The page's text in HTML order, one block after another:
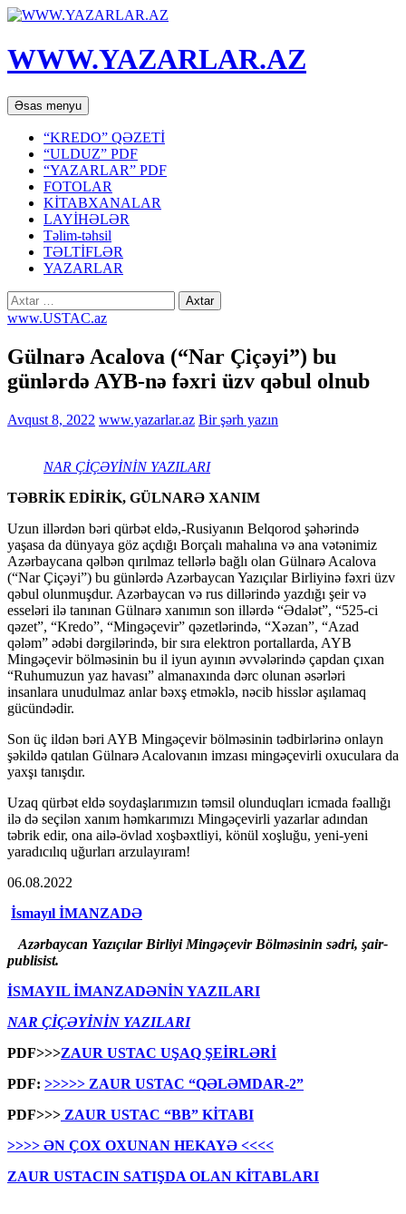
WWW.YAZARLAR.AZ
Axtar
Əsas menyu Mühtəviyyata
keç
“KREDO” QƏZETİ
“ULDUZ” PDF
“YAZARLAR” PDF
FOTOLAR
KİTABXANALAR
LAYİHƏLƏR
Təlim-təhsil
TƏLTİFLƏR
YAZARLAR
Axtarış:
www.USTAC.az
Gülnarə Acalova (“Nar Çiçəyi”) bu
günlərdə AYB-nə fəxri üzv qəbul olnub
Avqust 8, 2022 www.yazarlar.az Bir şərh yazın
NAR ÇİÇƏYİNİN YAZILARI
TƏBRİK EDİRİK, GÜLNARƏ XANIM
Uzun illərdən bəri qürbət eldə,-Rusiyanın Belqorod şəhərində
yaşasa da dünyaya göz açdığı Borçalı mahalına və ana vətənimiz
Azərbaycana qəlbən qırılmaz tellərlə bağlı olan Gülnarə Acalova
(“Nar Çiçəyi”) bu günlərdə Azərbaycan Yazıçılar Birliyinə fəxri üzv
qəbul olunmuşdur. Azərbaycan və rus dillərində yazdığı şeir və
esseləri ilə tanınan Gülnarə xanımın son illərdə “Ədalət”, “525-ci
qəzet”, “Kredo”, “Mingəçevir” qəzetlərində, “Xəzan”, “Azad
qələm” ədəbi dərgilərində, bir sıra elektron portallarda, AYB
Mingəçevir bölməsinin bu il iyun ayının əvvələrində çapdan çıxan
“Ruhumuzun yaz havası” almanaxında dərc olunan əsərləri
insanlara unudulmaz anlar bəxş etməklə, nəcib hisslər aşılamaq
gücündədir.
Son üç ildən bəri AYB Mingəçevir bölməsinin tədbirlərinə onlayn
şəkildə qatılan Gülnarə Acalovanın imzası mingəçevirli oxuculara da
yaxşı tanışdır.
Uzaq qürbət eldə soydaşlarımızın təmsil olunduqları icmada fəallığı
ilə də seçilən xanım həmkarımızı Mingəçevirli yazarlar adından
təbrik edir, ona ailə-övlad xoşbəxtliyi, könül xoşluğu, yeni-yeni
yaradıcılıq uğurları arzulayıram!
06.08.2022
İsmayıl İMANZADƏ
Azərbaycan Yazıçılar Birliyi Mingəçevir Bölməsinin sədri, şair-
publisist.
İSMAYIL İMANZADƏNİN YAZILARI
NAR ÇİÇƏYİNİN YAZILARI
PDF>>>ZAUR USTAC UŞAQ ŞEİRLƏRİ
PDF: >>>>> ZAUR USTAC “QƏLƏMDAR-2”
PDF>>> ZAUR USTAC “BB” KİTABI
>>>> ƏN ÇOX OXUNAN HEKAYƏ <<<<
ZAUR USTACIN SATIŞDA OLAN KİTABLARI